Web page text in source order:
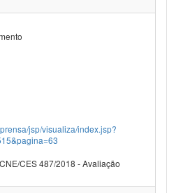
jsp/visualiza/index.jsp?
CES 487/2018 - Avaliação